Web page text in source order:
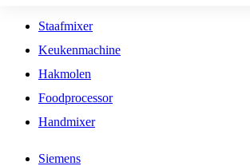
Staafmixer
Keukenmachine
Hakmolen
Foodprocessor
Handmixer
Siemens